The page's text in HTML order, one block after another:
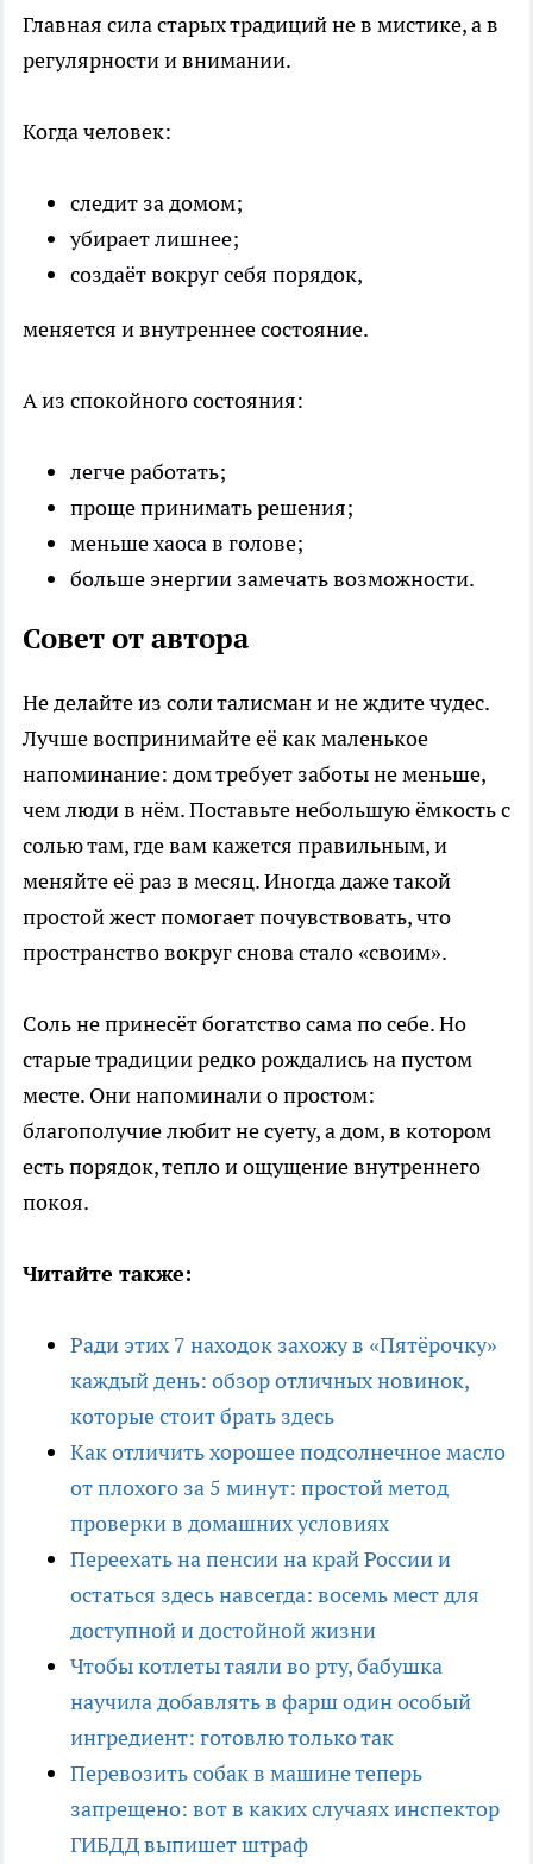
Главная сила старых традиций не в мистике, а в
регулярности и внимании.
Когда человек:
следит за домом;
убирает лишнее;
создаёт вокруг себя порядок,
меняется и внутреннее состояние.
А из спокойного состояния:
легче работать;
проще принимать решения;
меньше хаоса в голове;
больше энергии замечать возможности.
Совет от автора
Не делайте из соли талисман и не ждите чудес.
Лучше воспринимайте её как маленькое
напоминание: дом требует заботы не меньше,
чем люди в нём. Поставьте небольшую ёмкость с
солью там, где вам кажется правильным, и
меняйте её раз в месяц. Иногда даже такой
простой жест помогает почувствовать, что
пространство вокруг снова стало «своим».
Соль не принесёт богатство сама по себе. Но
старые традиции редко рождались на пустом
месте. Они напоминали о простом:
благополучие любит не суету, а дом, в котором
есть порядок, тепло и ощущение внутреннего
покоя.
Читайте также:
Ради этих 7 находок захожу в «Пятёрочку»
каждый день: обзор отличных новинок,
которые стоит брать здесь
Как отличить хорошее подсолнечное масло
от плохого за 5 минут: простой метод
проверки в домашних условиях
Переехать на пенсии на край России и
остаться здесь навсегда: восемь мест для
доступной и достойной жизни
Чтобы котлеты таяли во рту, бабушка
научила добавлять в фарш один особый
ингредиент: готовлю только так
Перевозить собак в машине теперь
запрещено: вот в каких случаях инспектор
ГИБДД выпишет штраф